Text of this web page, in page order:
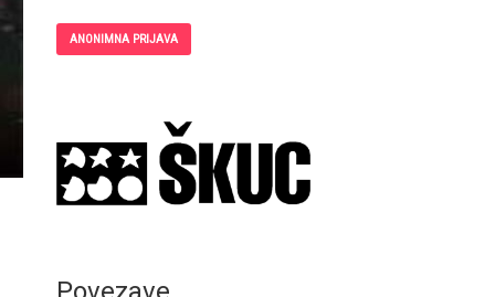
ANONIMNA PRIJAVA